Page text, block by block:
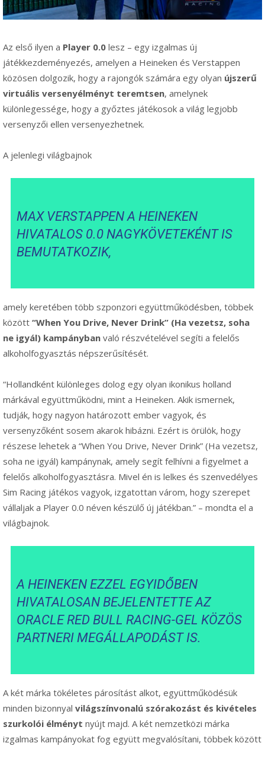
Az első ilyen a Player 0.0 lesz – egy izgalmas új
játékkezdeményezés, amelyen a Heineken és Verstappen
közösen dolgozik, hogy a rajongók számára egy olyan újszerű
virtuális versenyélményt teremtsen, amelynek
különlegessége, hogy a győztes játékosok a világ legjobb
versenyzői ellen versenyezhetnek.
A jelenlegi világbajnok
MAX VERSTAPPEN A HEINEKEN
HIVATALOS 0.0 NAGYKÖVETEKÉNT IS
BEMUTATKOZIK,
amely keretében több szponzori együttműködésben, többek
között “When You Drive, Never Drink” (Ha vezetsz, soha
ne igyál) kampányban való részvételével segíti a felelős
alkoholfogyasztás népszerűsítését.
“Hollandként különleges dolog egy olyan ikonikus holland
márkával együttműködni, mint a Heineken. Akik ismernek,
tudják, hogy nagyon határozott ember vagyok, és
versenyzőként sosem akarok hibázni. Ezért is örülök, hogy
részese lehetek a “When You Drive, Never Drink” (Ha vezetsz,
soha ne igyál) kampánynak, amely segít felhívni a figyelmet a
felelős alkoholfogyasztásra. Mivel én is lelkes és szenvedélyes
Sim Racing játékos vagyok, izgatottan várom, hogy szerepet
vállaljak a Player 0.0 néven készülő új játékban.” – mondta el a
világbajnok.
A HEINEKEN EZZEL EGYIDŐBEN
HIVATALOSAN BEJELENTETTE AZ
ORACLE RED BULL RACING-GEL KÖZÖS
PARTNERI MEGÁLLAPODÁST IS.
A két márka tökéletes párosítást alkot, együttműködésük
minden bizonnyal világszínvonalú szórakozást és kivételes
szurkolói élményt nyújt majd. A két nemzetközi márka
izgalmas kampányokat fog együtt megvalósítani, többek között